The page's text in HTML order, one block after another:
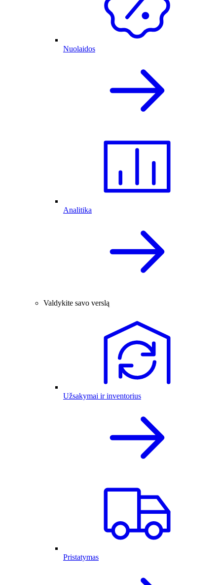
Nuolaidos
Analitika
Valdykite savo verslą
Užsakymai ir inventorius
Pristatymas